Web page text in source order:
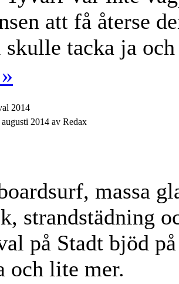
att få återse
tacka ja
2014
2014 av Redax
massa
strandstädning
på Stadt bjöd
och lite mer.